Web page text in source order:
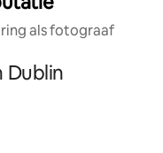
als fotograaf
Dublin